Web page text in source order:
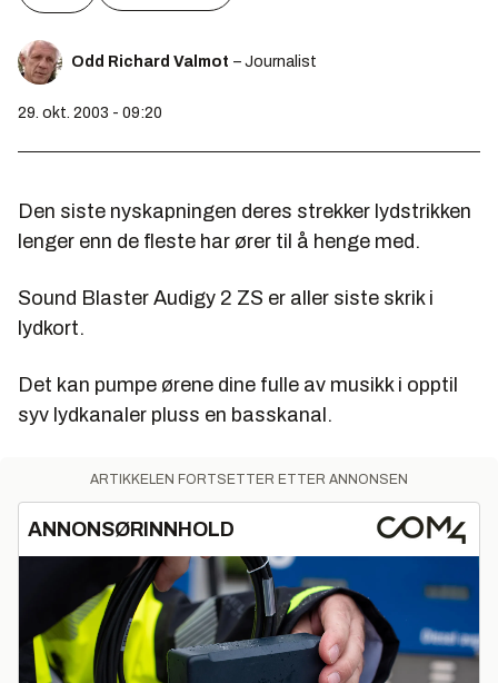
Odd Richard Valmot – Journalist
29. okt. 2003 - 09:20
Den siste nyskapningen deres strekker lydstrikken
lenger enn de fleste har ører til å henge med.
Sound Blaster Audigy 2 ZS er aller siste skrik i
lydkort.
Det kan pumpe ørene dine fulle av musikk i opptil
syv lydkanaler pluss en basskanal.
ARTIKKELEN FORTSETTER ETTER ANNONSEN
ANNONSØRINNHOLD